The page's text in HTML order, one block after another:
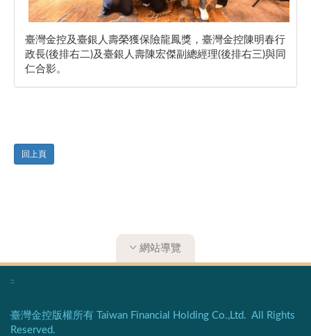
臺灣金控及臺銀人壽榮獲保險龍鳳獎，臺灣金控陳明春行
政長(後排右二)及臺銀人壽陳宏傑副總經理(後排右三)與同
仁合影。
回上頁
網站導覽
:::
臺灣金控版權所有 Taiwan Financial Holding Co.,Ltd. All Rights
Reserved.